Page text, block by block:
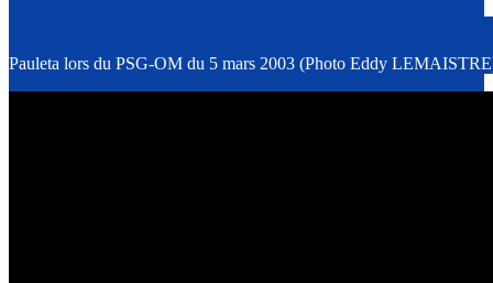
Pauleta lors du PSG-OM du 5 mars 2003 (Photo Eddy